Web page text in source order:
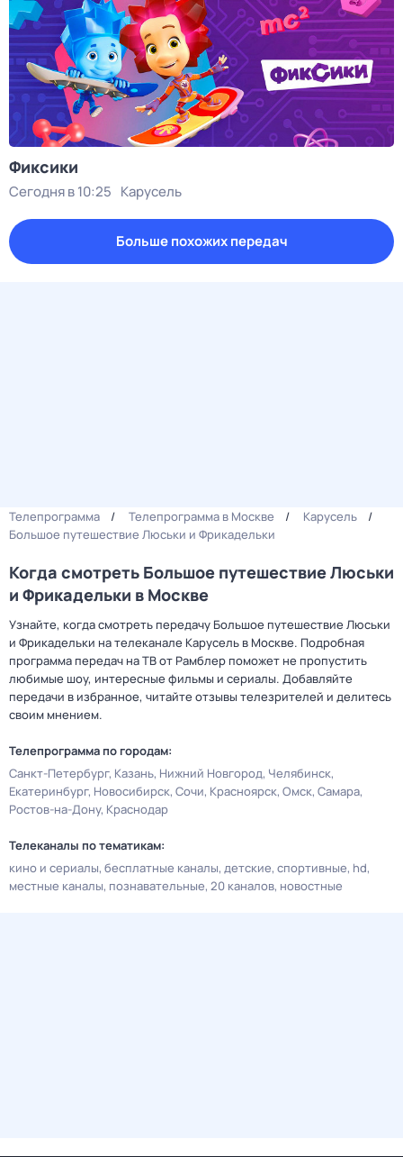
Фиксики
Сегодня в 10:25 Карусель
Больше похожих передач
Телепрограмма Телепрограмма в Москве
Карусель
Большое путешествие Люськи и Фрикадельки
Когда смотреть Большое путешествие Люськи
и Фрикадельки в Москве
Узнайте, когда смотреть передачу Большое путешествие Люськи
и Фрикадельки на телеканале Карусель в Москве. Подробная
программа передач на ТВ от Рамблер поможет не пропустить
любимые шоу, интересные фильмы и сериалы. Добавляйте
передачи в избранное, читайте отзывы телезрителей и делитесь
своим мнением.
Телепрограмма по городам:
Санкт-Петербург Казань Нижний Новгород Челябинск
Екатеринбург Новосибирск Сочи Красноярск Омск Самара
Ростов-на-Дону Краснодар
Телеканалы по тематикам:
кино и сериалы бесплатные каналы детские спортивные hd
местные каналы познавательные 20 каналов новостные